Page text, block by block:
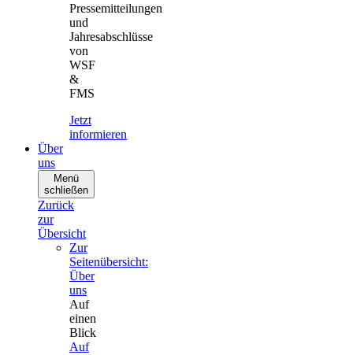
Pressemitteilungen
und
Jahresabschlüsse
von
WSF
&
FMS
Jetzt
informieren
Über
uns
Menü
schließen
Zurück
zur
Übersicht
Zur
Seitenübersicht:
Über
uns
Auf
einen
Blick
Auf